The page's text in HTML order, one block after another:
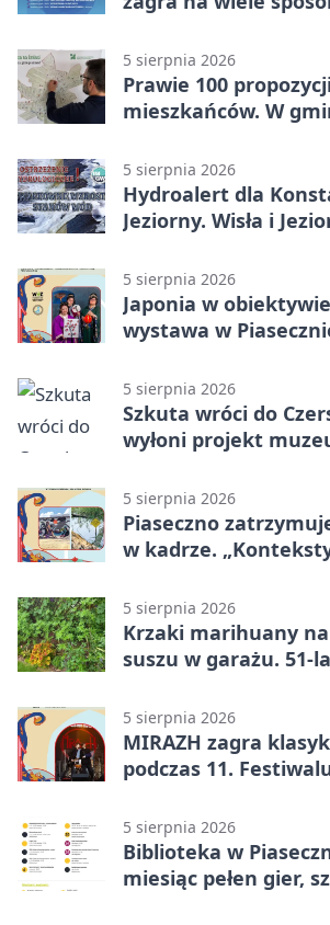
5 sierpnia 2026
Prawie 100 propozycji
mieszkańców. W
5 sierpnia 2026
Hydroalert dla
Jeziorny. Wisła i
5 sierpnia 2026
Japonia w
wystawa w
5 sierpnia 2026
Szkuta wróci do
wyłoni projekt
5 sierpnia 2026
Piaseczno
w kadrze.
5 sierpnia 2026
Krzaki marihuany
suszu w garażu. 51-
5 sierpnia 2026
MIRAZH zagra
podczas 11.
5 sierpnia 2026
Biblioteka w
miesiąc pełen gier,